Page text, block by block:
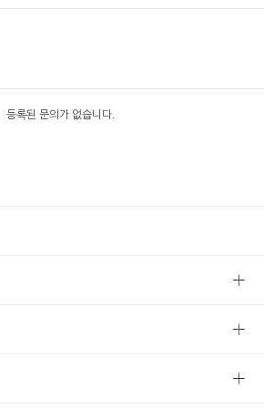
등록된 문의가 없습니다.